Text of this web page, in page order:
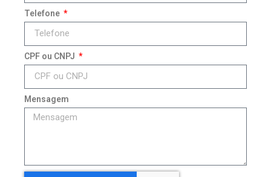
Telefone
CPF ou CNPJ
Mensagem